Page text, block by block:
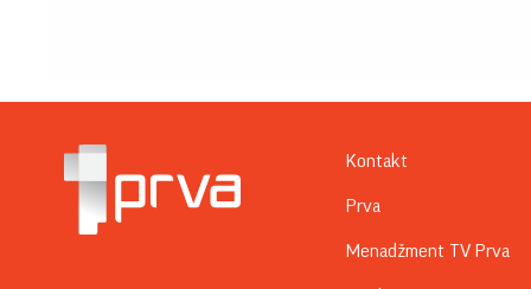
Kontakt
Prva
Menadžment TV Prva